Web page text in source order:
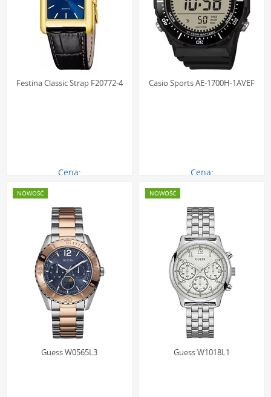
Festina Classic Strap F20772-4
Cena:
Casio Sports AE-1700H-1AVEF
Cena:
Guess W0565L3
NOWOŚĆ
Guess W1018L1
NOWOŚĆ